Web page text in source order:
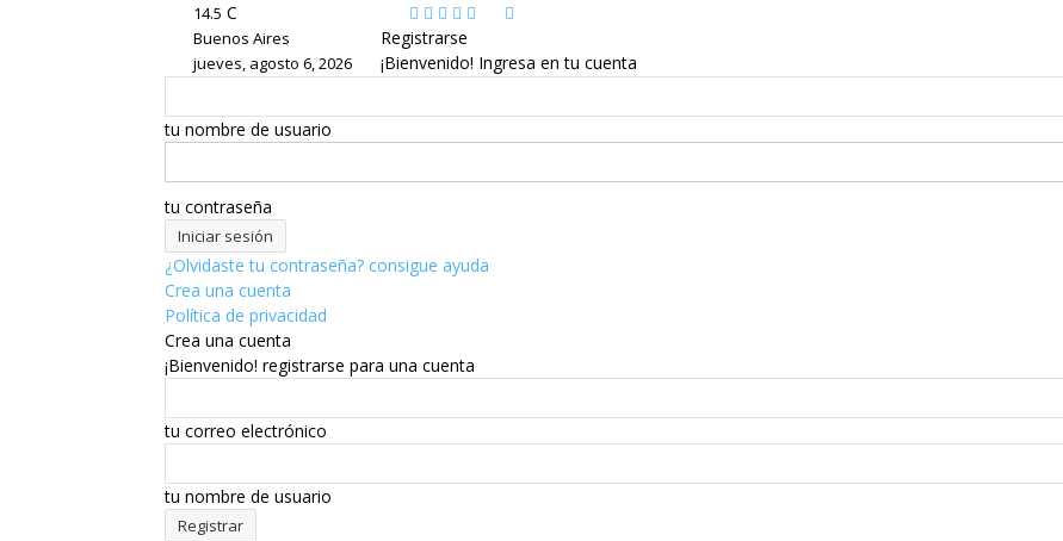
14.5 C
Buenos Aires
jueves, agosto 6, 2026
Registrarse
¡Bienvenido! Ingresa en tu cuenta
tu nombre de usuario
tu contraseña
¿Olvidaste tu contraseña? consigue ayuda
Crea una cuenta
Política de privacidad
Crea una cuenta
¡Bienvenido! registrarse para una cuenta
tu correo electrónico
tu nombre de usuario